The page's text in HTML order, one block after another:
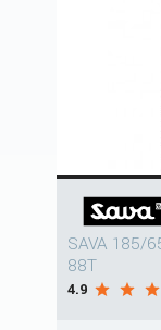
SAVA 185/
88T
4.9